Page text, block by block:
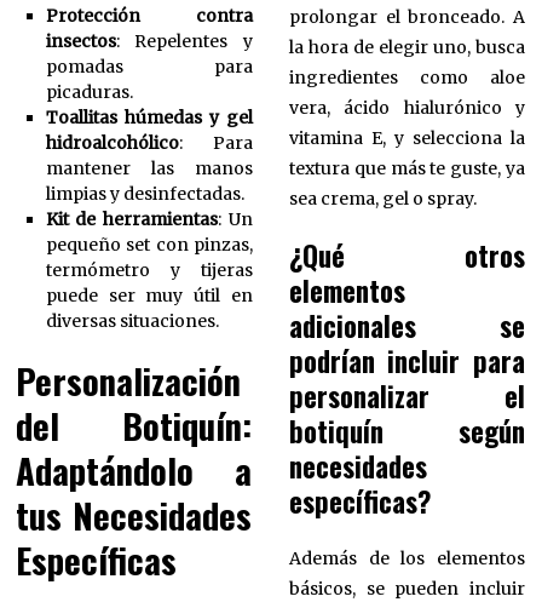
Protección contra
insectos: Repelentes y
pomadas para
picaduras.
Toallitas húmedas y gel
hidroalcohólico: Para
mantener las manos
limpias y desinfectadas.
Kit de herramientas: Un
pequeño set con pinzas,
termómetro y tijeras
puede ser muy útil en
diversas situaciones.
Personalización
del Botiquín:
Adaptándolo a
tus Necesidades
Específicas
prolongar el bronceado. A
la hora de elegir uno, busca
ingredientes como aloe
vera, ácido hialurónico y
vitamina E, y selecciona la
textura que más te guste, ya
sea crema, gel o spray.
¿Qué otros
elementos
adicionales se
podrían incluir para
personalizar el
botiquín según
necesidades
específicas?
Además de los elementos
básicos, se pueden incluir